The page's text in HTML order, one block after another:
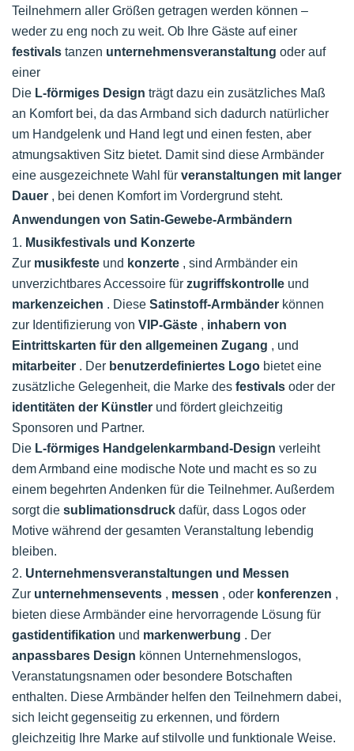
Teilnehmern aller Größen getragen werden können –
weder zu eng noch zu weit. Ob Ihre Gäste auf einer
festivals tanzen unternehmensveranstaltung oder auf
einer
Die L-förmiges Design trägt dazu ein zusätzliches Maß
an Komfort bei, da das Armband sich dadurch natürlicher
um Handgelenk und Hand legt und einen festen, aber
atmungsaktiven Sitz bietet. Damit sind diese Armbänder
eine ausgezeichnete Wahl für veranstaltungen mit langer
Dauer , bei denen Komfort im Vordergrund steht.
Anwendungen von Satin-Gewebe-Armbändern
1. Musikfestivals und Konzerte
Zur musikfeste und konzerte , sind Armbänder ein
unverzichtbares Accessoire für zugriffskontrolle und
markenzeichen . Diese Satinstoff-Armbänder können
zur Identifizierung von VIP-Gäste , inhabern von
Eintrittskarten für den allgemeinen Zugang , und
mitarbeiter . Der benutzerdefiniertes Logo bietet eine
zusätzliche Gelegenheit, die Marke des festivals oder der
identitäten der Künstler und fördert gleichzeitig
Sponsoren und Partner.
Die L-förmiges Handgelenkarmband-Design verleiht
dem Armband eine modische Note und macht es so zu
einem begehrten Andenken für die Teilnehmer. Außerdem
sorgt die sublimationsdruck dafür, dass Logos oder
Motive während der gesamten Veranstaltung lebendig
bleiben.
2. Unternehmensveranstaltungen und Messen
Zur unternehmensevents , messen , oder konferenzen ,
bieten diese Armbänder eine hervorragende Lösung für
gastidentifikation und markenwerbung . Der
anpassbares Design können Unternehmenslogos,
Veranstatungsnamen oder besondere Botschaften
enthalten. Diese Armbänder helfen den Teilnehmern dabei,
sich leicht gegenseitig zu erkennen, und fördern
gleichzeitig Ihre Marke auf stilvolle und funktionale Weise.